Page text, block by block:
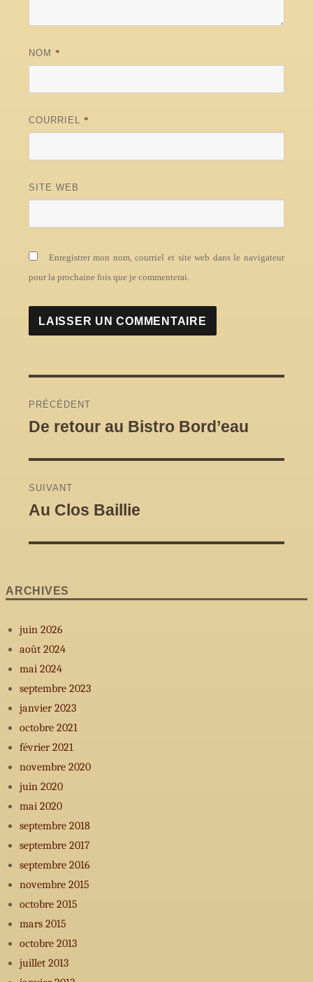
NOM*
COURRIEL*
SITE WEB
Enregistrer mon nom, courriel et site web dans le navigateur
pour la prochaine fois que je commenterai.
de
PRÉCÉDENT
Article
De retour au Bistro Bord’eau
SUIVANT
Article
Au Clos Baillie
ARCHIVES
juin 2026
août 2024
mai 2024
septembre 2023
janvier 2023
octobre 2021
février 2021
novembre 2020
juin 2020
mai 2020
septembre 2018
septembre 2017
septembre 2016
novembre 2015
octobre 2015
mars 2015
octobre 2013
juillet 2013